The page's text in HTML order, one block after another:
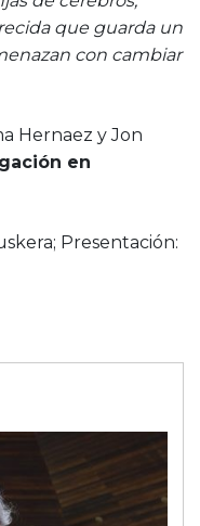
que guarda un
con cambiar
Hernaez y Jon
en
Presentación: